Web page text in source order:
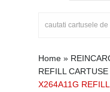
Home »
REFILL
X264A11G